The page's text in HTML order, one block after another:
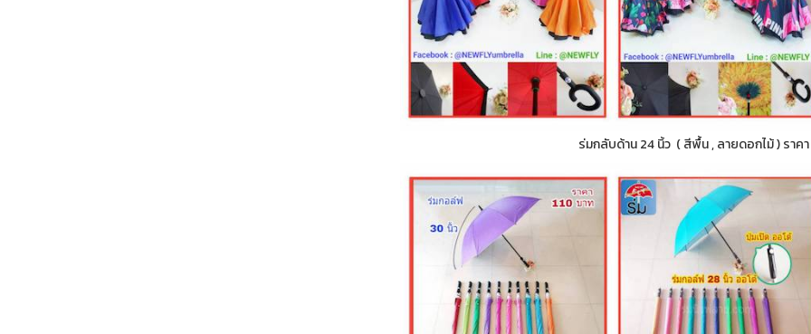
ร่มกลับด้าน 24 นิ้ว ( สีพื้น , ลายดอกไม้ ) ราค